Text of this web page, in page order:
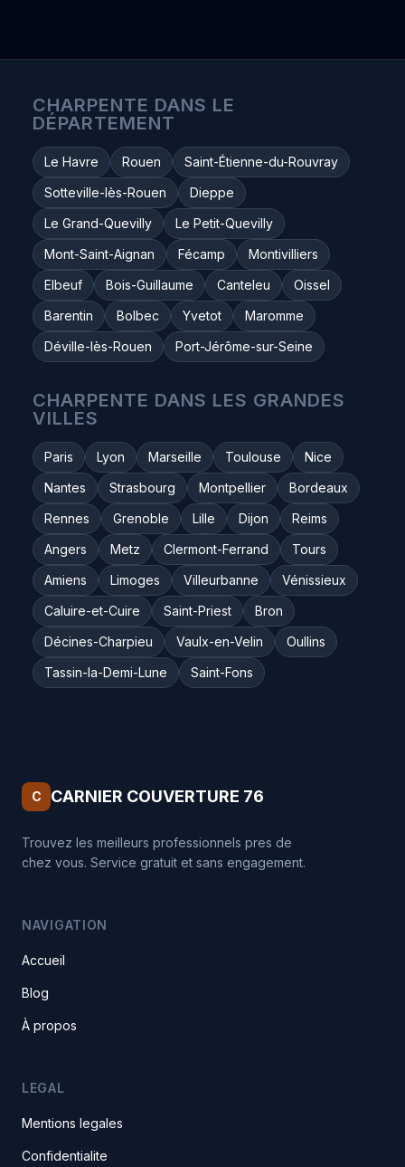
CHARPENTE DANS LE
DÉPARTEMENT
Le Havre Rouen
Saint-Étienne-du-Rouvray
Sotteville-lès-Rouen
Dieppe
Le Grand-Quevilly
Le Petit-Quevilly
Mont-Saint-Aignan
Fécamp
Montivilliers
Elbeuf
Bois-Guillaume Canteleu
Oissel
Barentin
Bolbec Yvetot
Maromme
Déville-lès-Rouen
Port-Jérôme-sur-Seine
CHARPENTE DANS LES GRANDES
VILLES
Paris Lyon Marseille Toulouse
Nice
Nantes
Strasbourg Montpellier
Bordeaux
Rennes
Grenoble Lille Dijon
Reims
Angers
Metz Clermont-Ferrand
Tours
Amiens
Limoges Villeurbanne
Vénissieux
Caluire-et-Cuire
Saint-Priest
Bron
Décines-Charpieu
Vaulx-en-Velin
Oullins
Tassin-la-Demi-Lune
Saint-Fons
C CARNIER COUVERTURE 76
Trouvez les meilleurs professionnels pres de
chez vous. Service gratuit et sans engagement.
NAVIGATION
Accueil
Blog
À propos
LEGAL
Mentions legales
Confidentialite